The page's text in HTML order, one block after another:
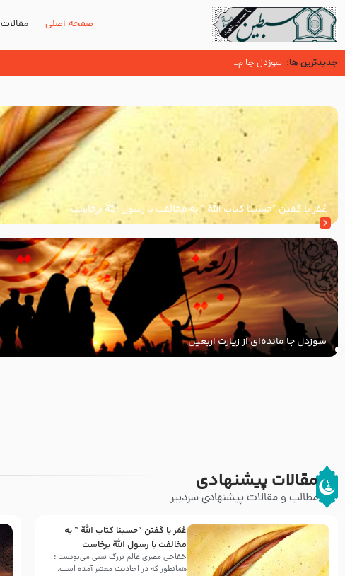
صفحه اصلی مقالات
جدیدترین ها: سوزدل جا مانده‌ای از زیارت اربعین
آیا میدانید اولین زائران مزار مطهر امام حسین (علیه السلام) چه کسانی بودند؟
اسنادی کهن دال بر شهرت زیارت اربعین نزد امامیه در قرن ۶ و ۷ هجری
رهبر
شهید
انقلاب
و
التعليقات
عليها”
با
طرحی
بسیار
زیبا و
عُمَر با گفتن “حسبنا كتاب اللّه ” به مخالفت با رسول اللّه برخاست
سوزدل جا مانده‌ای از زیارت اربعین
مقالات پیشنهادی
مطالب و مقالات پیشنهادی سردبیر
عُمَر با گفتن “حسبنا كتاب اللّه ” به
مخالفت با رسول اللّه برخاست
خفاجی مصری عالم بزرگ سنی می‌نویسد :
همانطور که در احادیث معتبر آمده است،